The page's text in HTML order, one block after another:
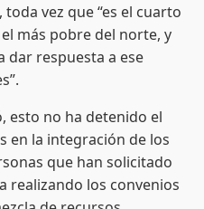
vez que “es el cuarto
más pobre del norte, y
dar respuesta a ese
no ha detenido el
en la integración de los
que han solicitado
realizando los convenios